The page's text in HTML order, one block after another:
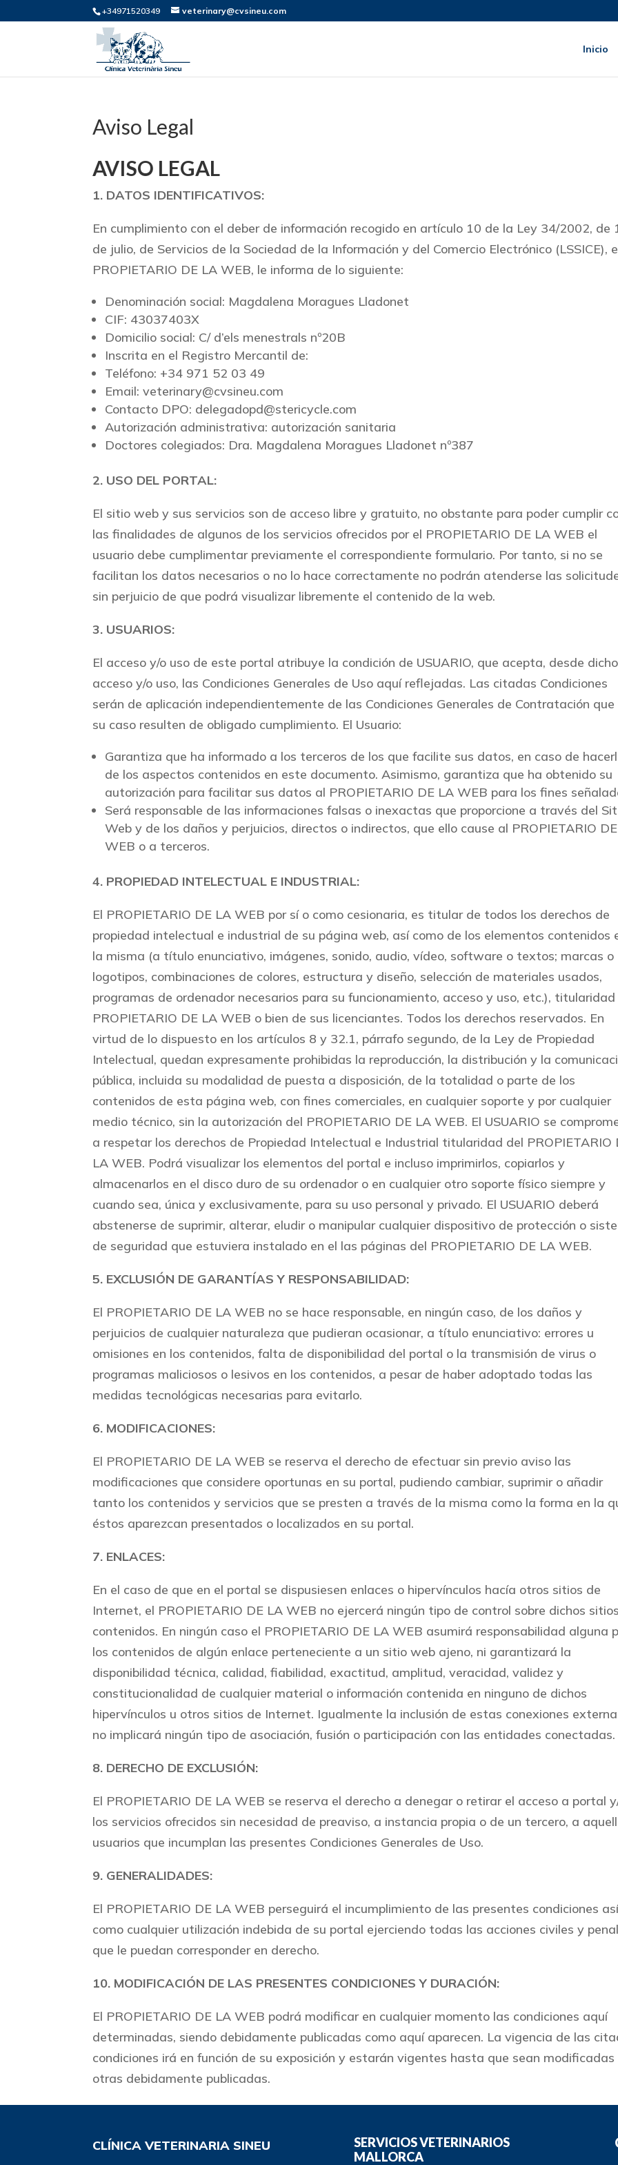
+34971520349 veterinary@cvsineu.com
Inicio
Aviso Legal
AVISO LEGAL
1. DATOS IDENTIFICATIVOS:
En cumplimiento con el deber de información recogido en artículo 10 de la Ley 34/2002, de
de julio, de Servicios de la Sociedad de la Información y del Comercio Electrónico (LSSICE),
PROPIETARIO DE LA WEB, le informa de lo siguiente:
Denominación social: Magdalena Moragues Lladonet
CIF: 43037403X
Domicilio social: C/ d’els menestrals nº20B
Inscrita en el Registro Mercantil de:
Teléfono: +34 971 52 03 49
Email: veterinary@cvsineu.com
Contacto DPO: delegadopd@stericycle.com
Autorización administrativa: autorización sanitaria
Doctores colegiados: Dra. Magdalena Moragues Lladonet nº387
2. USO DEL PORTAL:
El sitio web y sus servicios son de acceso libre y gratuito, no obstante para poder cumplir
las finalidades de algunos de los servicios ofrecidos por el PROPIETARIO DE LA WEB el
usuario debe cumplimentar previamente el correspondiente formulario. Por tanto, si no se
facilitan los datos necesarios o no lo hace correctamente no podrán atenderse las
sin perjuicio de que podrá visualizar libremente el contenido de la web.
3. USUARIOS:
El acceso y/o uso de este portal atribuye la condición de USUARIO, que acepta, desde dicho
acceso y/o uso, las Condiciones Generales de Uso aquí reflejadas. Las citadas Condiciones
serán de aplicación independientemente de las Condiciones Generales de Contratación que
su caso resulten de obligado cumplimiento. El Usuario:
Garantiza que ha informado a los terceros de los que facilite sus datos, en caso de
de los aspectos contenidos en este documento. Asimismo, garantiza que ha obtenido su
autorización para facilitar sus datos al PROPIETARIO DE LA WEB para los fines
Será responsable de las informaciones falsas o inexactas que proporcione a través del
Web y de los daños y perjuicios, directos o indirectos, que ello cause al PROPIETARIO
WEB o a terceros.
4. PROPIEDAD INTELECTUAL E INDUSTRIAL:
El PROPIETARIO DE LA WEB por sí o como cesionaria, es titular de todos los derechos de
propiedad intelectual e industrial de su página web, así como de los elementos contenidos
la misma (a título enunciativo, imágenes, sonido, audio, vídeo, software o textos; marcas o
logotipos, combinaciones de colores, estructura y diseño, selección de materiales usados,
programas de ordenador necesarios para su funcionamiento, acceso y uso, etc.),
PROPIETARIO DE LA WEB o bien de sus licenciantes. Todos los derechos reservados. En
virtud de lo dispuesto en los artículos 8 y 32.1, párrafo segundo, de la Ley de Propiedad
Intelectual, quedan expresamente prohibidas la reproducción, la distribución y la
pública, incluida su modalidad de puesta a disposición, de la totalidad o parte de los
contenidos de esta página web, con fines comerciales, en cualquier soporte y por cualquier
medio técnico, sin la autorización del PROPIETARIO DE LA WEB. El USUARIO se
a respetar los derechos de Propiedad Intelectual e Industrial titularidad del PROPIETARIO
LA WEB. Podrá visualizar los elementos del portal e incluso imprimirlos, copiarlos y
almacenarlos en el disco duro de su ordenador o en cualquier otro soporte físico siempre y
cuando sea, única y exclusivamente, para su uso personal y privado. El USUARIO deberá
abstenerse de suprimir, alterar, eludir o manipular cualquier dispositivo de protección o
de seguridad que estuviera instalado en el las páginas del PROPIETARIO DE LA WEB.
5. EXCLUSIÓN DE GARANTÍAS Y RESPONSABILIDAD:
El PROPIETARIO DE LA WEB no se hace responsable, en ningún caso, de los daños y
perjuicios de cualquier naturaleza que pudieran ocasionar, a título enunciativo: errores u
omisiones en los contenidos, falta de disponibilidad del portal o la transmisión de virus o
programas maliciosos o lesivos en los contenidos, a pesar de haber adoptado todas las
medidas tecnológicas necesarias para evitarlo.
6. MODIFICACIONES:
El PROPIETARIO DE LA WEB se reserva el derecho de efectuar sin previo aviso las
modificaciones que considere oportunas en su portal, pudiendo cambiar, suprimir o añadir
tanto los contenidos y servicios que se presten a través de la misma como la forma en la
éstos aparezcan presentados o localizados en su portal.
7. ENLACES:
En el caso de que en el portal se dispusiesen enlaces o hipervínculos hacía otros sitios de
Internet, el PROPIETARIO DE LA WEB no ejercerá ningún tipo de control sobre dichos
contenidos. En ningún caso el PROPIETARIO DE LA WEB asumirá responsabilidad alguna
los contenidos de algún enlace perteneciente a un sitio web ajeno, ni garantizará la
disponibilidad técnica, calidad, fiabilidad, exactitud, amplitud, veracidad, validez y
constitucionalidad de cualquier material o información contenida en ninguno de dichos
hipervínculos u otros sitios de Internet. Igualmente la inclusión de estas conexiones
no implicará ningún tipo de asociación, fusión o participación con las entidades conectadas.
8. DERECHO DE EXCLUSIÓN:
El PROPIETARIO DE LA WEB se reserva el derecho a denegar o retirar el acceso a portal
los servicios ofrecidos sin necesidad de preaviso, a instancia propia o de un tercero, a
usuarios que incumplan las presentes Condiciones Generales de Uso.
9. GENERALIDADES:
El PROPIETARIO DE LA WEB perseguirá el incumplimiento de las presentes condiciones
como cualquier utilización indebida de su portal ejerciendo todas las acciones civiles y
que le puedan corresponder en derecho.
10. MODIFICACIÓN DE LAS PRESENTES CONDICIONES Y DURACIÓN:
El PROPIETARIO DE LA WEB podrá modificar en cualquier momento las condiciones aquí
determinadas, siendo debidamente publicadas como aquí aparecen. La vigencia de las
condiciones irá en función de su exposición y estarán vigentes hasta que sean modificadas
otras debidamente publicadas.
CLÍNICA VETERINARIA SINEU
SERVICIOS VETERINARIOS
MALLORCA